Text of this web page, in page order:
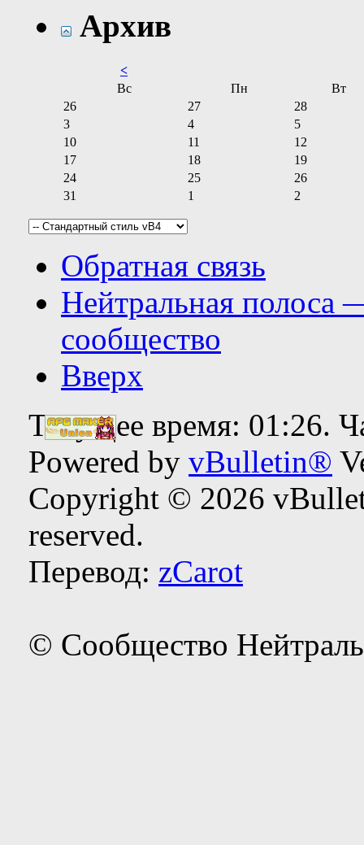
Архив
<
Вс
Пн
Вт
26
27
28
3
4
5
10
11
12
17
18
19
24
25
26
31
1 2
Обратная связь
Нейтральная полоса
сообщество
Вверх
Текущее время: 01:26.
Powered by vBulletin®
Copyright © 2026
reserved.
Перевод: zCarot
© Сообщество